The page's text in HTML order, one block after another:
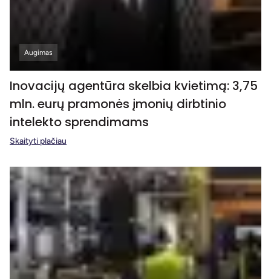
Augimas
Inovacijų agentūra skelbia kvietimą: 3,75
mln. eurų pramonės įmonių dirbtinio
intelekto sprendimams
Skaityti plačiau